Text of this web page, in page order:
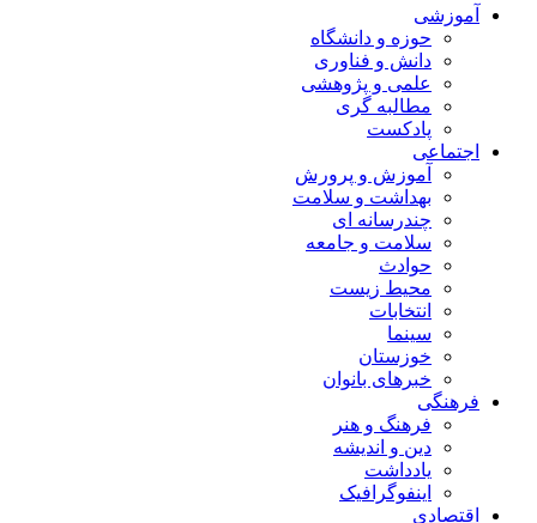
آموزشی
حوزه و دانشگاه
دانش و فناوری
علمی و پژوهشی
مطالبه گری
پادکست
اجتماعی
آموزش و پرورش
بهداشت و سلامت
چندرسانه ای
سلامت و جامعه
حوادث
محیط زیست
انتخابات
سینما
خوزستان
خبرهای بانوان
فرهنگی
فرهنگ و هنر
دین و اندیشه
یادداشت
اینفوگرافیک
اقتصادی